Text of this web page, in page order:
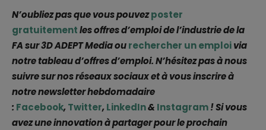
N’oubliez pas que vous pouvezposter
gratuitementles offres d’emploi de l’industrie de la
FA sur 3D ADEPT Media ourechercher un emploivia
notre tableau d’offres d’emploi. N’hésitez pas à nous
suivre sur nos réseaux sociaux et à vous inscrire à
notre newsletter hebdomadaire
: Facebook,Twitter,LinkedIn& Instagram! Si vous
avez une innovation à partager pour le prochain